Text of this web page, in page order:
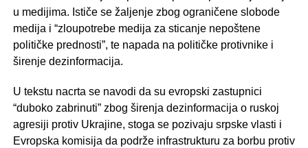
u medijima. Ističe se žaljenje zbog ograničene slobode
medija i “zloupotrebe medija za sticanje nepoštene
političke prednosti”, te napada na političke protivnike i
širenje dezinformacija.
U tekstu nacrta se navodi da su evropski zastupnici
“duboko zabrinuti” zbog širenja dezinformacija o ruskoj
agresiji protiv Ukrajine, stoga se pozivaju srpske vlasti i
Evropska komisija da podrže infrastrukturu za borbu protiv